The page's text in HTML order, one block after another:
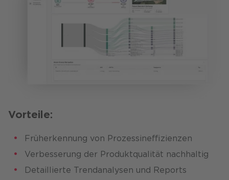
Vorteile:
Früherkennung von Prozessineffizienzen​
Verbesserung der Produktqualität nachhaltig
Detaillierte Trendanalysen und Reports